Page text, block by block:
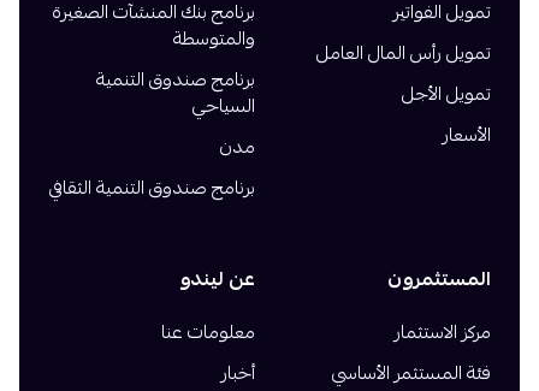
تمويل الفواتير
تمويل رأس المال العامل
تمويل الأجل
الأسعار
برنامج بنك المنشآت الصغيرة
والمتوسطة
برنامج صندوق التنمية
السياحي
مدن
برنامج صندوق التنمية الثقافي
المستثمرون
مركز الاستثمار
فئة المستثمر الأساسي
عن ليندو
معلومات عنا
أخبار